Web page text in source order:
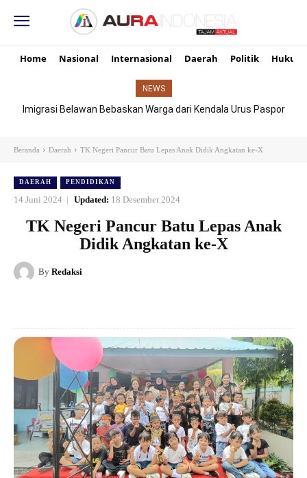
Home Nasional Internasional Daerah Politik Hukum
NEWS
Imigrasi Belawan Bebaskan Warga dari Kendala Urus Paspor
Beranda Daerah TK Negeri Pancur Batu Lepas Anak Didik Angkatan ke-X
DAERAH PENDIDIKAN
14 Juni 2024 Updated: 18 Desember 2024
TK Negeri Pancur Batu Lepas Anak
Didik Angkatan ke-X
By Redaksi